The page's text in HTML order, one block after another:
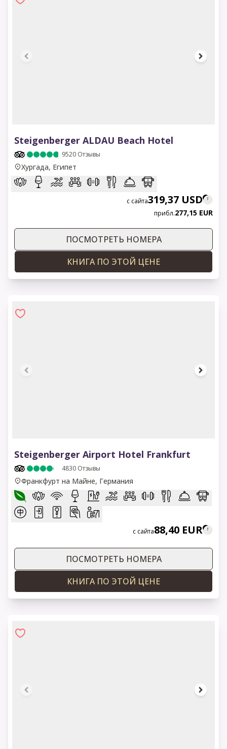
Steigenberger ALDAU Beach Hotel
9520 Отзывы
Хургада, Египет
с сайта319,37 USD
прибл.277,15 EUR
ПОСМОТРЕТЬ НОМЕРА
КНИГА ПО ЭТОЙ ЦЕНЕ
Steigenberger Airport Hotel Frankfurt
4830 Отзывы
Франкфурт на Майне, Германия
с сайта88,40 EUR
ПОСМОТРЕТЬ НОМЕРА
КНИГА ПО ЭТОЙ ЦЕНЕ